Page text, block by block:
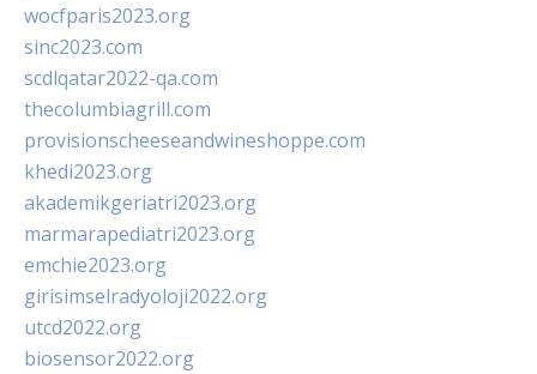
wocfparis2023.org
sinc2023.com
scdlqatar2022-qa.com
thecolumbiagrill.com
provisionscheeseandwineshoppe.com
khedi2023.org
akademikgeriatri2023.org
marmarapediatri2023.org
emchie2023.org
girisimselradyoloji2022.org
utcd2022.org
biosensor2022.org